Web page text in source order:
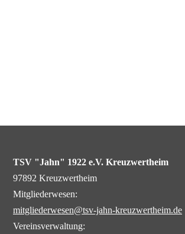
TSV "Jahn" 1922 e.V. Kreuzwertheim
97892 Kreuzwertheim
Mitgliederwesen:
mitgliederwesen@tsv-jahn-kreuzwertheim.de
Vereinsverwaltung: